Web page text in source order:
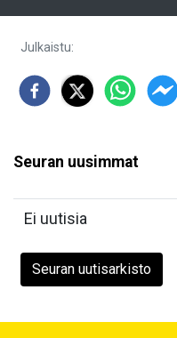
Julkaistu:
Seuran uusimmat
Ei uutisia
Seuran uutisarkisto